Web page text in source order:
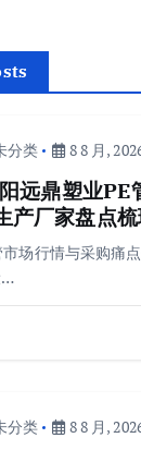
分类 8 8 月,
远鼎塑业PE
产厂家盘点
市场行情与采购痛
…
分类 8 8 月,